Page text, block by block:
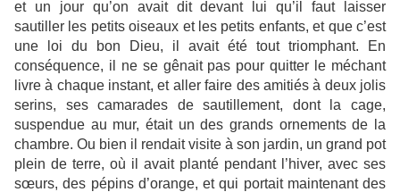
et un jour qu’on avait dit devant lui qu’il faut laisser
sautiller les petits oiseaux et les petits enfants, et que c’est
une loi du bon Dieu, il avait été tout triomphant. En
conséquence, il ne se gênait pas pour quitter le méchant
livre à chaque instant, et aller faire des amitiés à deux jolis
serins, ses camarades de sautillement, dont la cage,
suspendue au mur, était un des grands ornements de la
chambre. Ou bien il rendait visite à son jardin, un grand pot
plein de terre, où il avait planté pendant l’hiver, avec ses
sœurs, des pépins d’orange, et qui portait maintenant des